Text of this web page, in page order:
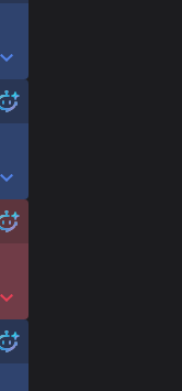
Show More Detail Games
Show More Detail Games
Show More Detail Games